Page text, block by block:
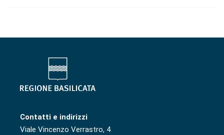
Contatti e indirizzi
Viale Vincenzo Verrastro, 4